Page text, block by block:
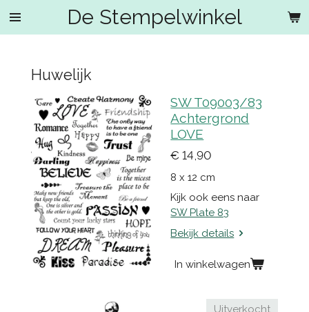
Ga
hoofdinhoud
De Stempelwinkel
Huwelijk
SW T09003/83
Achtergrond
LOVE
€ 14,90
8 x 12 cm
Kijk ook eens naar
SW Plate 83
Bekijk details
In winkelwagen
Uitverkocht